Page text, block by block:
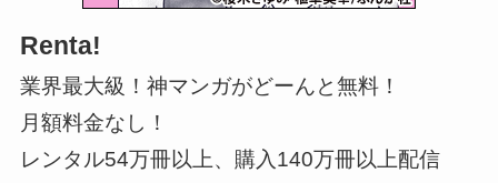
Renta!
業界最大級！神マンガがどーんと無料！
月額料金なし！
レンタル54万冊以上、購入140万冊以上配信